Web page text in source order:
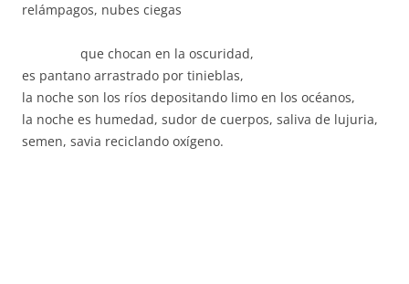
relámpagos, nubes ciegas
que chocan en la oscuridad,
es pantano arrastrado por tinieblas,
la noche son los ríos depositando limo en los océanos,
la noche es humedad, sudor de cuerpos, saliva de lujuria,
semen, savia reciclando oxígeno.